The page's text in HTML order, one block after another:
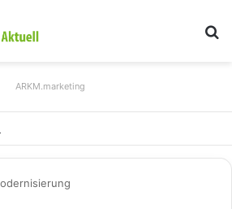
ARKM.marketing